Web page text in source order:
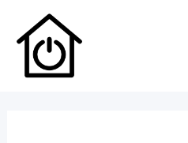
naar
inhoud